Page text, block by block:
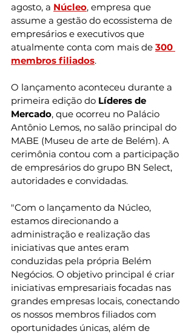
agosto, a Núcleo, empresa que
assume a gestão do ecossistema de
empresários e executivos que
atualmente conta com mais de 300
membros filiados.
O lançamento aconteceu durante a
primeira edição do Líderes de
Mercado, que ocorreu no Palácio
Antônio Lemos, no salão principal do
MABE (Museu de arte de Belém). A
cerimônia contou com a participação
de empresários do grupo BN Select,
autoridades e convidadas.
"Com o lançamento da Núcleo,
estamos direcionando a
administração e realização das
iniciativas que antes eram
conduzidas pela própria Belém
Negócios. O objetivo principal é criar
iniciativas empresariais focadas nas
grandes empresas locais, conectando
os nossos membros filiados com
oportunidades únicas, além de